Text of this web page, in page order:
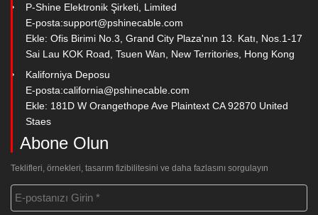
P-Shine Elektronik Şirketi, Limited
E-posta:support@pshinecable.com
Ekle: Ofis Birimi No.3, Grand City Plaza'nın 13. Katı, Nos.1-17
Sai Lau KOK Road, Tsuen Wan, New Territories, Hong Kong
Kaliforniya Deposu
E-posta:california@pshinecable.com
Ekle: 181D W Orangethope Ave Plaintext CA 92870 United
Staes
Abone Olun
Teklifleri, örnekleri, tasarım fizibilitesini ve daha fazlasını sorgulayın